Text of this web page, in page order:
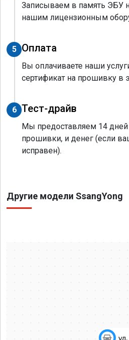
Записываем в память ЭБУ
нашим лицензионным
5 Оплата
Вы оплачиваете наши
сертификат на прошивку в
6 Тест-драйв
Мы предоставляем 14 дней
прошивки, и денег (если
исправен).
Другие модели SsangYong